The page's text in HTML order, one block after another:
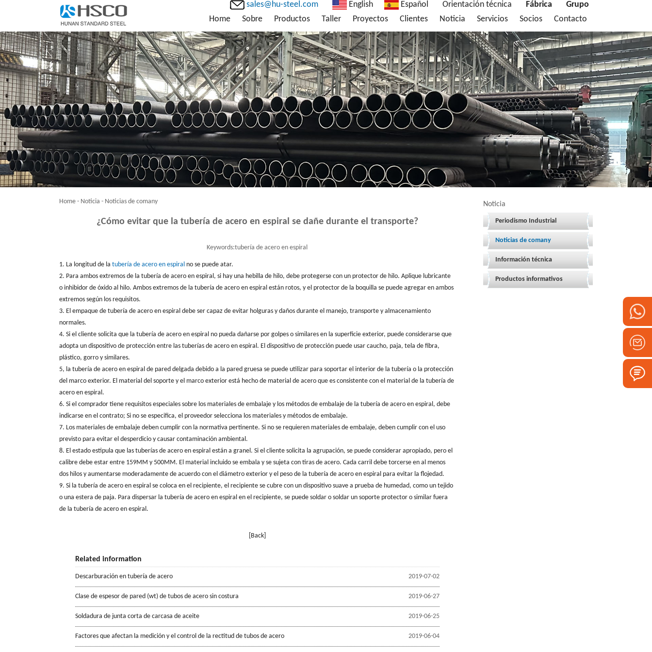
sales@hu-steel.com English Español Orientación técnica Fábrica
Grupo
Home
Sobre Productos Taller Proyectos Clientes Noticia Servicios Socios Contacto
Noticia
Periodismo Industrial
Noticias de comany
Información técnica
Productos informativos
Home - Noticia - Noticias de comany
¿Cómo evitar que la tubería de acero en espiral se dañe durante el transporte?
Keywords:tubería de acero en espiral
1. La longitud de la tubería de acero en espiral no se puede atar.
2. Para ambos extremos de la tubería de acero en espiral, si hay una hebilla de hilo, debe protegerse con un protector de hilo. Aplique lubricante
o inhibidor de óxido al hilo. Ambos extremos de la tubería de acero en espiral están rotos, y el protector de la boquilla se puede agregar en ambos
extremos según los requisitos.
3. El empaque de tubería de acero en espiral debe ser capaz de evitar holguras y daños durante el manejo, transporte y almacenamiento
normales.
4. Si el cliente solicita que la tubería de acero en espiral no pueda dañarse por golpes o similares en la superficie exterior, puede considerarse que
adopta un dispositivo de protección entre las tuberías de acero en espiral. El dispositivo de protección puede usar caucho, paja, tela de fibra,
plástico, gorro y similares.
5, la tubería de acero en espiral de pared delgada debido a la pared gruesa se puede utilizar para soportar el interior de la tubería o la protección
del marco exterior. El material del soporte y el marco exterior está hecho de material de acero que es consistente con el material de la tubería de
acero en espiral.
6. Si el comprador tiene requisitos especiales sobre los materiales de embalaje y los métodos de embalaje de la tubería de acero en espiral, debe
indicarse en el contrato; Si no se especifica, el proveedor selecciona los materiales y métodos de embalaje.
7. Los materiales de embalaje deben cumplir con la normativa pertinente. Si no se requieren materiales de embalaje, deben cumplir con el uso
previsto para evitar el desperdicio y causar contaminación ambiental.
8. El estado estipula que las tuberías de acero en espiral están a granel. Si el cliente solicita la agrupación, se puede considerar apropiado, pero el
calibre debe estar entre 159MM y 500MM. El material incluido se embala y se sujeta con tiras de acero. Cada carril debe torcerse en al menos
dos hilos y aumentarse moderadamente de acuerdo con el diámetro exterior y el peso de la tubería de acero en espiral para evitar la flojedad.
9. Si la tubería de acero en espiral se coloca en el recipiente, el recipiente se cubre con un dispositivo suave a prueba de humedad, como un tejido
o una estera de paja. Para dispersar la tubería de acero en espiral en el recipiente, se puede soldar o soldar un soporte protector o similar fuera
de la tubería de acero en espiral.
[Back]
Related information
2019-07-02
Descarburación en tubería de acero
2019-06-27
Clase de espesor de pared (wt) de tubos de acero sin costura
2019-06-25
Soldadura de junta corta de carcasa de aceite
2019-06-04
Factores que afectan la medición y el control de la rectitud de tubos de acero